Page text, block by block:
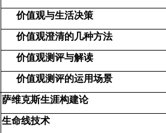
价值观与生活决策
价值观澄清的几种方法
价值观测评与解读
价值观测评的运用场景
萨维克斯生涯构建论
生命线技术